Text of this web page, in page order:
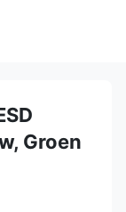
Groen